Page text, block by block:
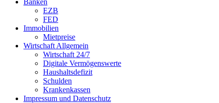
Banken
EZB
FED
Immobilien
Mietpreise
Wirtschaft Allgemein
Wirtschaft 24/7
Digitale Vermögenswerte
Haushaltsdefizit
Schulden
Krankenkassen
Impressum und Datenschutz